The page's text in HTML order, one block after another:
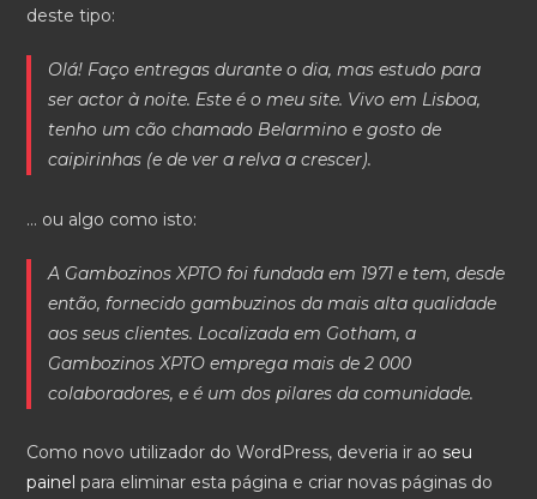
deste tipo:
Olá! Faço entregas durante o dia, mas estudo para
ser actor à noite. Este é o meu site. Vivo em Lisboa,
tenho um cão chamado Belarmino e gosto de
caipirinhas (e de ver a relva a crescer).
… ou algo como isto:
A Gambozinos XPTO foi fundada em 1971 e tem, desde
então, fornecido gambuzinos da mais alta qualidade
aos seus clientes. Localizada em Gotham, a
Gambozinos XPTO emprega mais de 2 000
colaboradores, e é um dos pilares da comunidade.
Como novo utilizador do WordPress, deveria ir ao seu
painel para eliminar esta página e criar novas páginas do